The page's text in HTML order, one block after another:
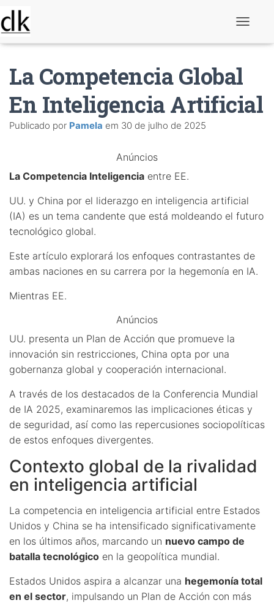
n
r
n
o
La Competencia Global
En Inteligencia Artificial
Publicado por Pamela em 30 de julho de 2025
Anúncios
La Competencia Inteligencia entre EE.
UU. y China por el liderazgo en inteligencia artificial
(IA) es un tema candente que está moldeando el futuro
tecnológico global.
Este artículo explorará los enfoques contrastantes de
ambas naciones en su carrera por la hegemonía en IA.
Mientras EE.
Anúncios
UU. presenta un Plan de Acción que promueve la
innovación sin restricciones, China opta por una
gobernanza global y cooperación internacional.
A través de los destacados de la Conferencia Mundial
de IA 2025, examinaremos las implicaciones éticas y
de seguridad, así como las repercusiones sociopolíticas
de estos enfoques divergentes.
Contexto global de la rivalidad
en inteligencia artificial
La competencia en inteligencia artificial entre Estados
Unidos y China se ha intensificado significativamente
en los últimos años, marcando un nuevo campo de
batalla tecnológico en la geopolítica mundial.
Estados Unidos aspira a alcanzar una hegemonía total
en el sector, impulsando un Plan de Acción con más